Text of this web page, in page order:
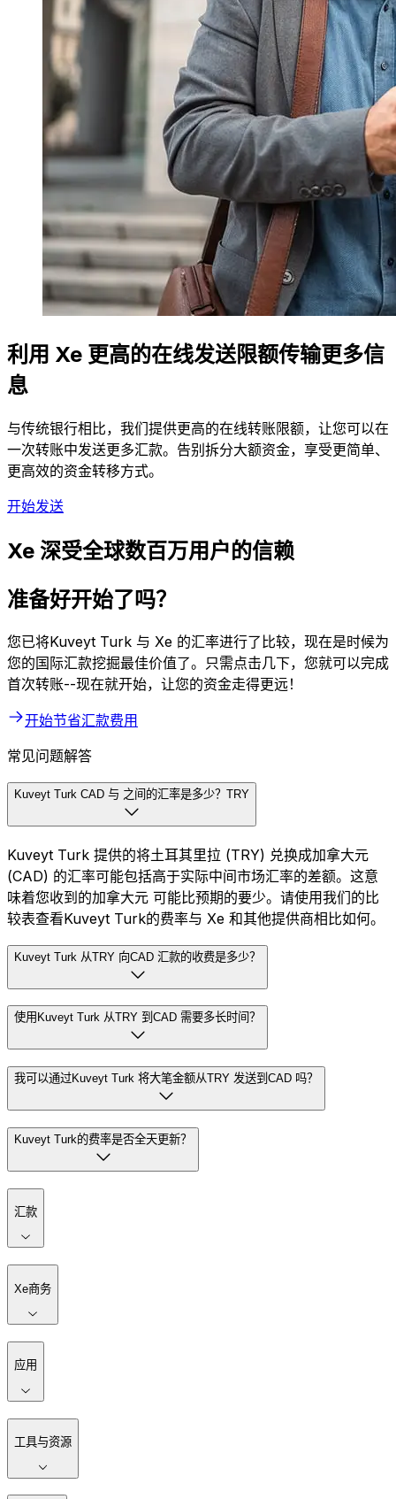
利用 Xe 更高的在线发送限额传输更多信
息
与传统银行相比，我们提供更高的在线转账限额，让您可以在
一次转账中发送更多汇款。告别拆分大额资金，享受更简单、
更高效的资金转移方式。
开始发送
Xe 深受全球数百万用户的信赖
准备好开始了吗？
您已将Kuveyt Turk 与 Xe 的汇率进行了比较，现在是时候为
您的国际汇款挖掘最佳价值了。只需点击几下，您就可以完成
首次转账--现在就开始，让您的资金走得更远！
开始节省汇款费用
常见问题解答
Kuveyt Turk CAD 与 之间的汇率是多少？TRY
Kuveyt Turk 提供的将土耳其里拉 (TRY) 兑换成加拿大元
(CAD) 的汇率可能包括高于实际中间市场汇率的差额。这意
味着您收到的加拿大元 可能比预期的要少。请使用我们的比
较表查看Kuveyt Turk的费率与 Xe 和其他提供商相比如何。
Kuveyt Turk 从TRY 向CAD 汇款的收费是多少？
使用Kuveyt Turk 从TRY 到CAD 需要多长时间？
我可以通过Kuveyt Turk 将大笔金额从TRY 发送到CAD 吗？
Kuveyt Turk的费率是否全天更新？
汇款
Xe商务
应用
工具与资源